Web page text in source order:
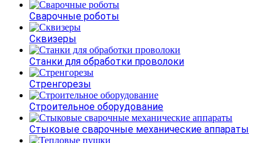
Сварочные роботы
Сквизеры
Станки для обработки проволоки
Стренгорезы
Строительное оборудование
Стыковые сварочные механические аппараты